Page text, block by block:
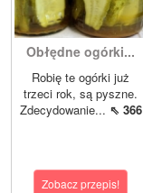
Obłędne ogórki...
Robię te ogórki już
trzeci rok, są pyszne.
Zdecydowanie... ⇖ 366
Zobacz przepis!